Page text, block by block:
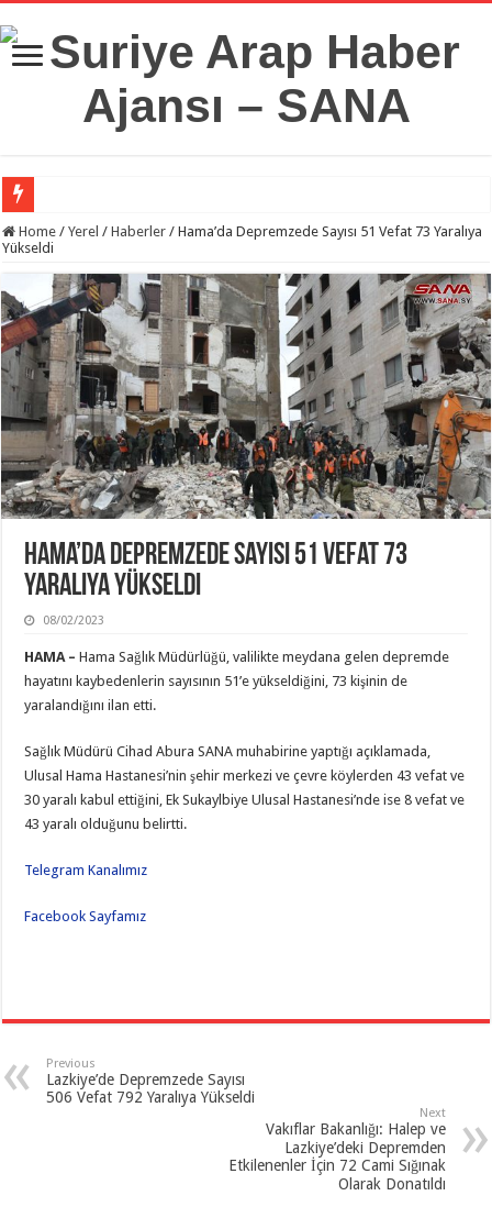
Suriye Savunma Bakanlığı’ndan Bir Heyet, Türkiye’deki Milli Savunma
Home / Yerel / Haberler / Hama’da Depremzede Sayısı 51 Vefat 73 Yaralıya
Yükseldi
Hama’da Depremzede Sayısı 51 Vefat 73
Yaralıya Yükseldi
08/02/2023
HAMA – Hama Sağlık Müdürlüğü, valilikte meydana gelen depremde
hayatını kaybedenlerin sayısının 51’e yükseldiğini, 73 kişinin de
yaralandığını ilan etti.
Sağlık Müdürü Cihad Abura SANA muhabirine yaptığı açıklamada,
Ulusal Hama Hastanesi’nin şehir merkezi ve çevre köylerden 43 vefat ve
30 yaralı kabul ettiğini, Ek Sukaylbiye Ulusal Hastanesi’nde ise 8 vefat ve
43 yaralı olduğunu belirtti.
Telegram Kanalımız
Facebook Sayfamız
Previous
Lazkiye’de Depremzede Sayısı
506 Vefat 792 Yaralıya Yükseldi
Next
Vakıflar Bakanlığı: Halep ve
Lazkiye’deki Depremden
Etkilenenler İçin 72 Cami Sığınak
Olarak Donatıldı